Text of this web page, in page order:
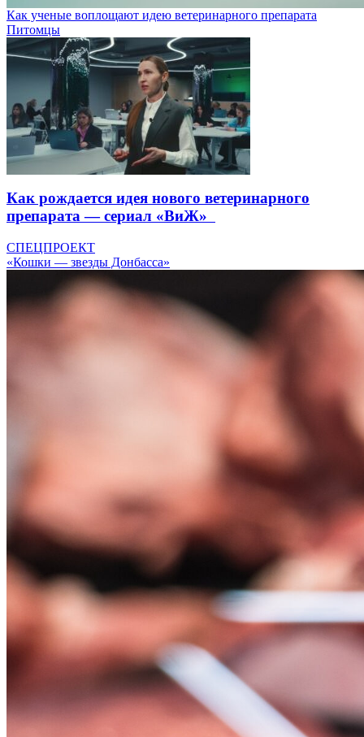
Как ученые воплощают идею ветеринарного препарата
Питомцы
Как рождается идея нового ветеринарного
препарата — сериал «ВиЖ»
СПЕЦПРОЕКТ
«Кошки — звезды Донбасса»